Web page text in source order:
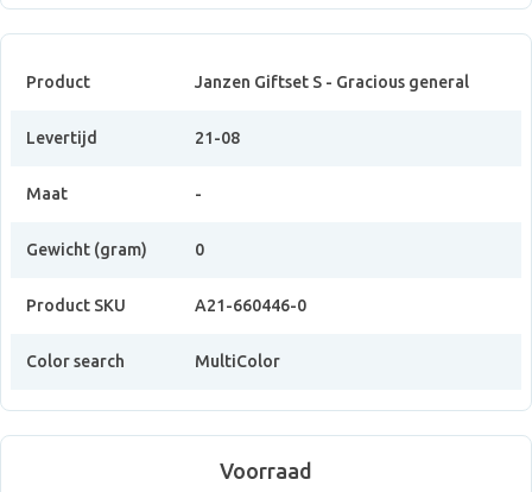
Product Janzen Giftset S - Gracious general
Levertijd 21-08
Maat -
Gewicht (gram) 0
Product SKU A21-660446-0
Color search MultiColor
Voorraad